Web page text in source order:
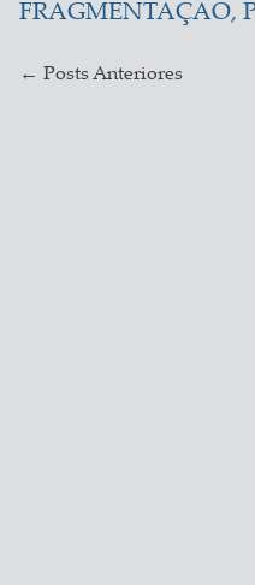
FRAGMENTAÇÃO,
← Posts Anteriores